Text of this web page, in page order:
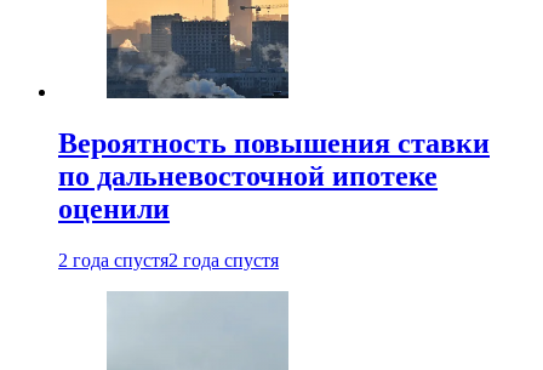
Вероятность повышения ставки
по дальневосточной ипотеке
оценили
2 года спустя2 года спустя